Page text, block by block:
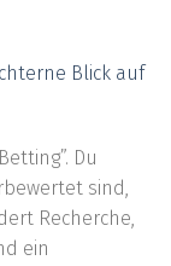
Blick auf
Du
sind,
Recherche,
ein